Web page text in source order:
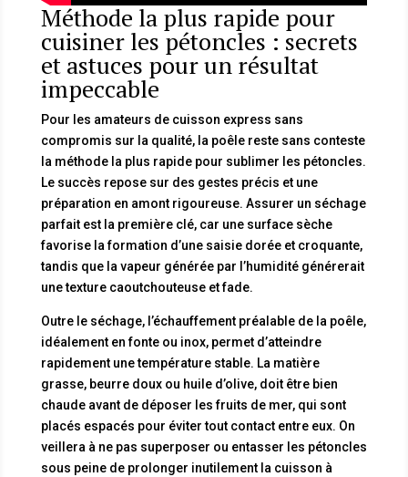
Méthode la plus rapide pour
cuisiner les pétoncles : secrets
et astuces pour un résultat
impeccable
Pour les amateurs de cuisson express sans
compromis sur la qualité, la poêle reste sans conteste
la méthode la plus rapide pour sublimer les pétoncles.
Le succès repose sur des gestes précis et une
préparation en amont rigoureuse. Assurer un séchage
parfait est la première clé, car une surface sèche
favorise la formation d’une saisie dorée et croquante,
tandis que la vapeur générée par l’humidité générerait
une texture caoutchouteuse et fade.
Outre le séchage, l’échauffement préalable de la poêle,
idéalement en fonte ou inox, permet d’atteindre
rapidement une température stable. La matière
grasse, beurre doux ou huile d’olive, doit être bien
chaude avant de déposer les fruits de mer, qui sont
placés espacés pour éviter tout contact entre eux. On
veillera à ne pas superposer ou entasser les pétoncles
sous peine de prolonger inutilement la cuisson à